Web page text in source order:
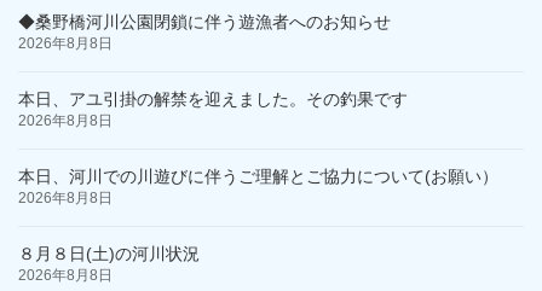
◆桑野橋河川公園閉鎖に伴う遊漁者へのお知らせ
2026年8月8日
本日、アユ引掛の解禁を迎えました。その釣果です
2026年8月8日
本日、河川での川遊びに伴うご理解とご協力について(お願い）
2026年8月8日
８月８日(土)の河川状況
2026年8月8日